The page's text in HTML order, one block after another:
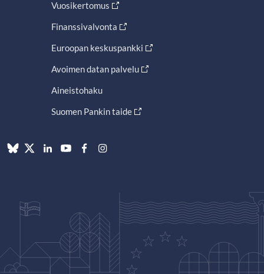
Vuosikertomus
Finanssivalvonta
Euroopan keskuspankki
Avoimen datan palvelu
Aineistohaku
Suomen Pankin taide